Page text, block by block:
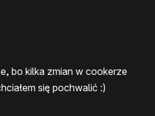
bo kilka zmian w cookerze
się pochwalić :)